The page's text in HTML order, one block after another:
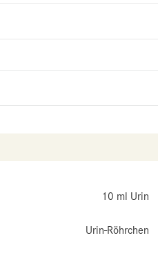
10 ml Urin
Urin-Röhrchen